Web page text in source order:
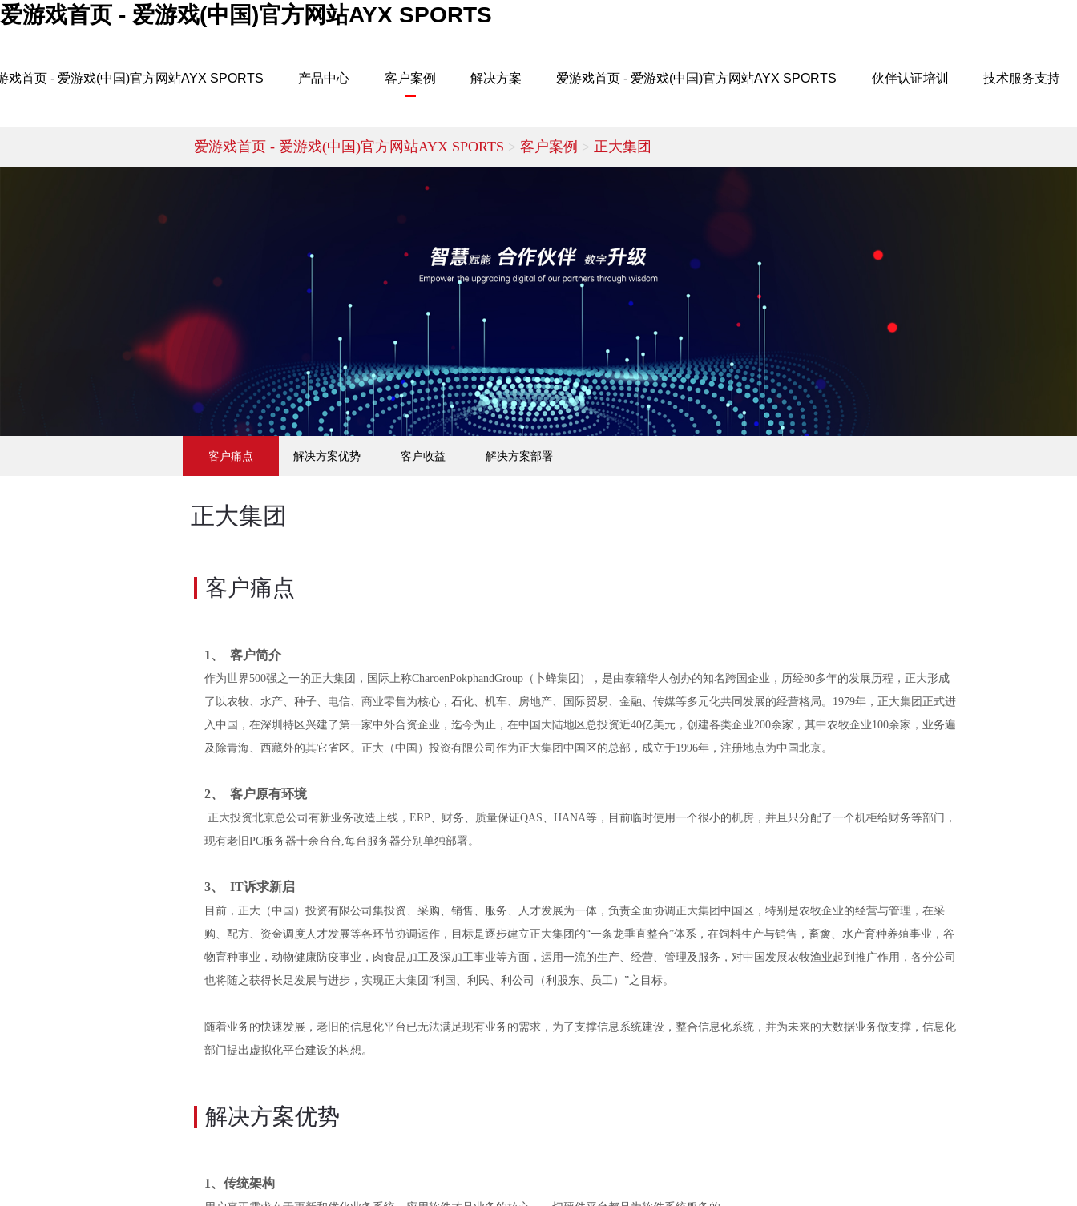
爱游戏首页 - 爱游戏(中国)官方网站AYX SPORTS
戏首页 - 爱游戏(中国)官方网站AYX SPORTS 产品中心 客户案例 解决方案 爱游戏首页 - 爱游戏(中国)官方网站AYX SPORTS 伙伴认证培训 技术服务支持
爱游戏首页 - 爱游戏(中国)官方网站AYX SPORTS > 客户案例 > 正大集团
客户痛点 解决方案优势 客户收益 解决方案部署
正大集团
客户痛点
1、 客户简介
作为世界500强之一的正大集团，国际上称CharoenPokphandGroup（卜蜂集团），是由泰籍华人创办的知名跨国企业，历经80多年的发展历程，正大形成
了以农牧、水产、种子、电信、商业零售为核心，石化、机车、房地产、国际贸易、金融、传媒等多元化共同发展的经营格局。1979年，正大集团正式进
入中国，在深圳特区兴建了第一家中外合资企业，迄今为止，在中国大陆地区总投资近40亿美元，创建各类企业200余家，其中农牧企业100余家，业务遍
及除青海、西藏外的其它省区。正大（中国）投资有限公司作为正大集团中国区的总部，成立于1996年，注册地点为中国北京。
2、 客户原有环境
正大投资北京总公司有新业务改造上线，ERP、财务、质量保证QAS、HANA等，目前临时使用一个很小的机房，并且只分配了一个机柜给财务等部门，
现有老旧PC服务器十余台台,每台服务器分别单独部署。
3、 IT诉求新启
目前，正大（中国）投资有限公司集投资、采购、销售、服务、人才发展为一体，负责全面协调正大集团中国区，特别是农牧企业的经营与管理，在采
购、配方、资金调度人才发展等各环节协调运作，目标是逐步建立正大集团的“一条龙垂直整合”体系，在饲料生产与销售，畜禽、水产育种养殖事业，谷
物育种事业，动物健康防疫事业，肉食品加工及深加工事业等方面，运用一流的生产、经营、管理及服务，对中国发展农牧渔业起到推广作用，各分公司
也将随之获得长足发展与进步，实现正大集团“利国、利民、利公司（利股东、员工）”之目标。
随着业务的快速发展，老旧的信息化平台已无法满足现有业务的需求，为了支撑信息系统建设，整合信息化系统，并为未来的大数据业务做支撑，信息化
部门提出虚拟化平台建设的构想。
解决方案优势
1、传统架构